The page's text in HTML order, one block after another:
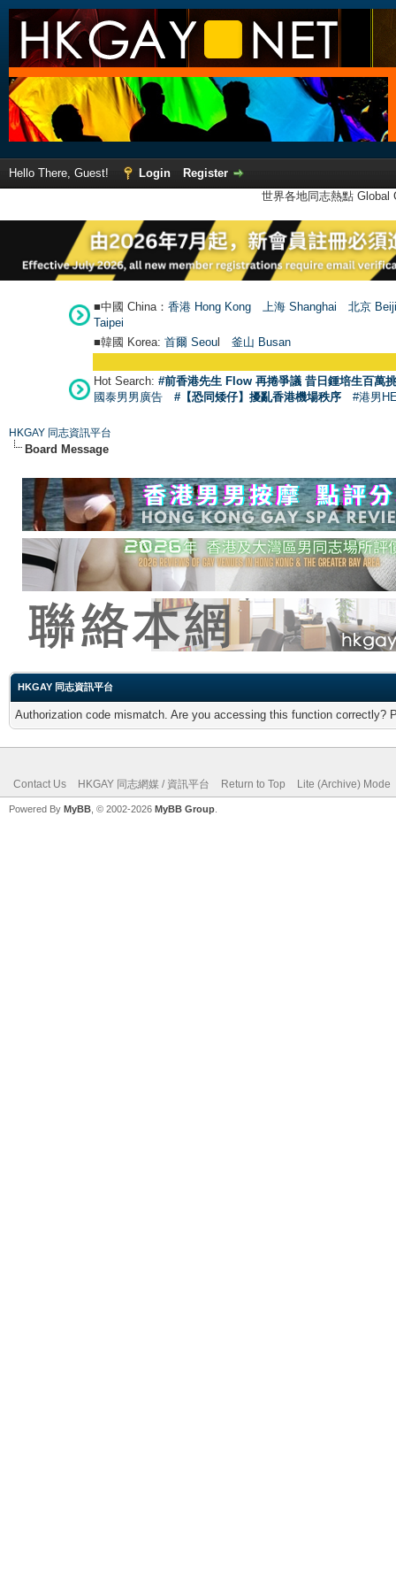
Hello There, Guest! Login
Register
世界各地同志熱點
■中國 China： 香港 Hong Kong 上海 Shanghai
北京
Taipei
■韓國 Korea: 首爾 Seoul 釜山 Busan
Hot Search: #前香港先生 Flow 再捲爭議 昔日鍾培生百萬
國泰男男廣告
#【恐同矮仔】擾亂香港機場秩序 #港男
HKGAY 同志資訊平台
Board Message
HKGAY 同志資訊平台
Authorization code mismatch. Are you accessing this function correctly?
Contact Us HKGAY 同志網媒 / 資訊平台 Return to Top Lite (Archive) Mode
Powered By MyBB , © 2002-2026 MyBB Group